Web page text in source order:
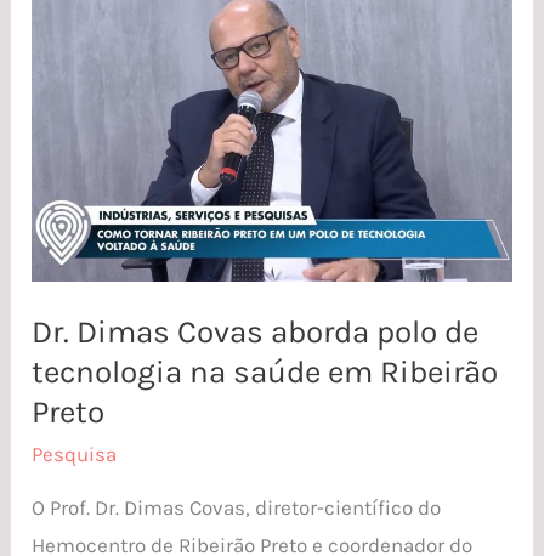
Dr. Dimas Covas aborda polo de
tecnologia na saúde em Ribeirão
Preto
Pesquisa
O Prof. Dr. Dimas Covas, diretor-científico do
Hemocentro de Ribeirão Preto e coordenador do
tecnologia
na
em
Ribeirão
Preto